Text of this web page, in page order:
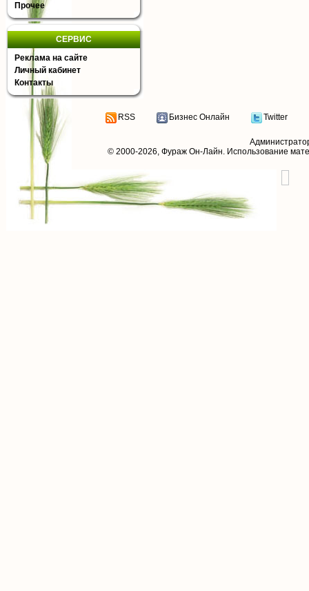
Прочее
СЕРВИС
Реклама на сайте
Личный кабинет
Контакты
RSS Бизнес Онлайн Twitter
© 2000-2026, Фураж Он-Лайн. Использование